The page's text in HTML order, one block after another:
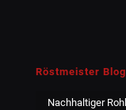
Röstmeister Blog
Nachhaltiger